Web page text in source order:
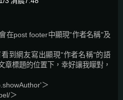
在post footer中顯現"作者名稱"及
到網友寫出顯現"作者名稱"的語
章標題的位置下，幸好讓我矇對，
＞
＞